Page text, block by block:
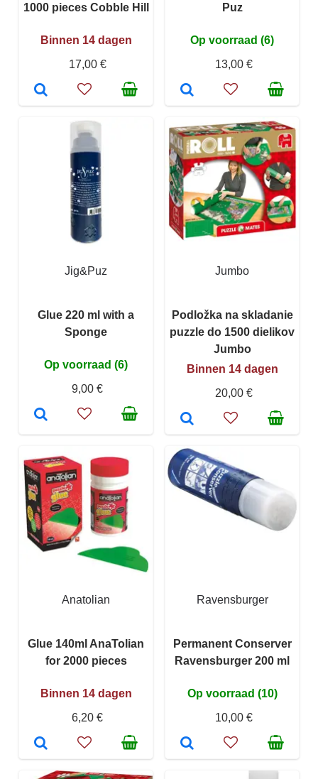
1000 pieces Cobble Hill
Binnen 14 dagen
17,00 €
Puz
Op voorraad (6)
13,00 €
Jig&Puz
Glue 220 ml with a
Sponge
Op voorraad (6)
9,00 €
Jumbo
Podložka na skladanie
puzzle do 1500 dielikov
Jumbo
Binnen 14 dagen
20,00 €
Anatolian
Glue 140ml AnaTolian
for 2000 pieces
Binnen 14 dagen
6,20 €
Ravensburger
Permanent Conserver
Ravensburger 200 ml
Op voorraad (10)
10,00 €